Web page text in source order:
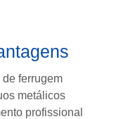
ferrugem
metálicos
profissional